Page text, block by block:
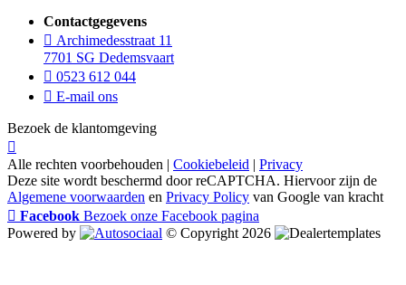
Contactgegevens
Archimedesstraat 11
7701 SG Dedemsvaart
0523 612 044
E-mail ons
Bezoek de klantomgeving
Alle rechten voorbehouden | Cookiebeleid | Privacy
Deze site wordt beschermd door reCAPTCHA. Hiervoor zijn de
Algemene voorwaarden en Privacy Policy van Google van kracht
Facebook Bezoek onze Facebook pagina
Powered by
© Copyright 2026